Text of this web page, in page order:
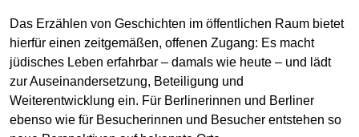
Das Erzählen von Geschichten im öffentlichen Raum bietet
hierfür einen zeitgemäßen, offenen Zugang: Es macht
jüdisches Leben erfahrbar – damals wie heute – und lädt
zur Auseinandersetzung, Beteiligung und
Weiterentwicklung ein. Für Berlinerinnen und Berliner
ebenso wie für Besucherinnen und Besucher entstehen so